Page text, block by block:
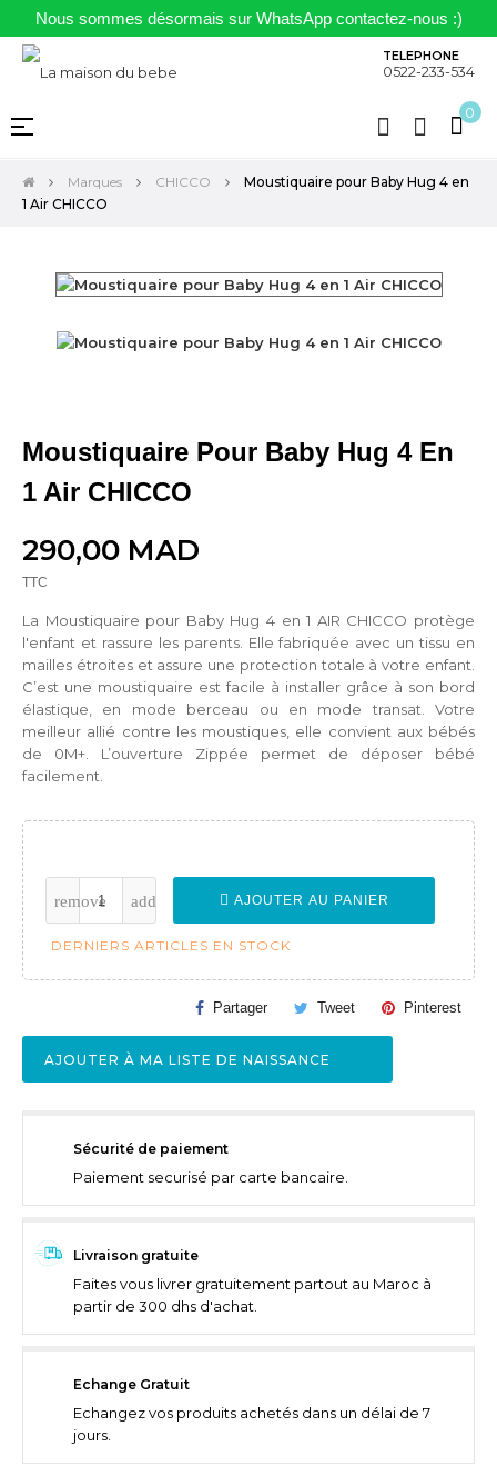
Nous sommes désormais sur WhatsApp contactez-nous :)
TELEPHONE
0522-233-534
0
Basculer
navigation
☰
Marques CHICCO
Moustiquaire pour Baby Hug 4 en
1 Air CHICCO
Moustiquaire Pour Baby Hug 4 En
1 Air CHICCO
290,00 MAD
TTC
La Moustiquaire pour Baby Hug 4 en 1 AIR CHICCO protège
l'enfant et rassure les parents. Elle fabriquée avec un tissu en
mailles étroites et assure une protection totale à votre enfant.
C’est une moustiquaire est facile à installer grâce à son bord
élastique, en mode berceau ou en mode transat. Votre
meilleur allié contre les moustiques, elle convient aux bébés
de 0M+. L’ouverture Zippée permet de déposer bébé
facilement.
AJOUTER AU PANIER
DERNIERS ARTICLES EN STOCK
Partager Tweet Pinterest
AJOUTER À MA LISTE DE NAISSANCE
Sécurité de paiement
Paiement securisé par carte bancaire.
Livraison gratuite
Faites vous livrer gratuitement partout au Maroc à
partir de 300 dhs d'achat.
Echange Gratuit
Echangez vos produits achetés dans un délai de 7
jours.